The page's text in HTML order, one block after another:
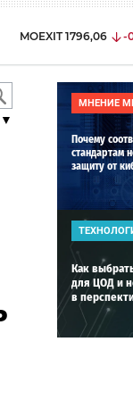
MOEXIT 1796,06 -
МНЕНИЕ
Почему
стандартам
защиту от
Как
для ЦОД и
в